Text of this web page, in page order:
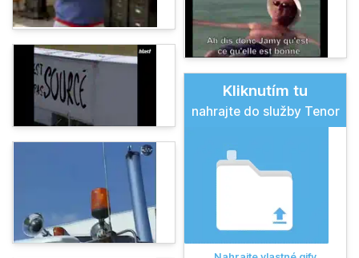
Kliknutím tu
nahrajte do služby Tenor